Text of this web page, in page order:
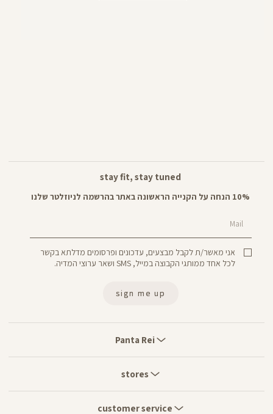
Rei
Panta Rei
stores
service
customer service
stay fit, stay tuned
10% הנחה על הקנייה הראשונה באתר בהרשמה לניוזלטר שלנו
Mail
אני מאשר/ת לקבל מבצעים, עדכונים ופרסומים מדלתא בקשר
לכל אחד ממותגי הקבוצה במייל, SMS ושאר ערוצי המדיה.
sign me up